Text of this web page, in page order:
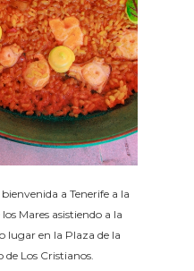
a Tenerife a la
Mares asistiendo a la
lugar en la Plaza de la
de Los Cristianos.